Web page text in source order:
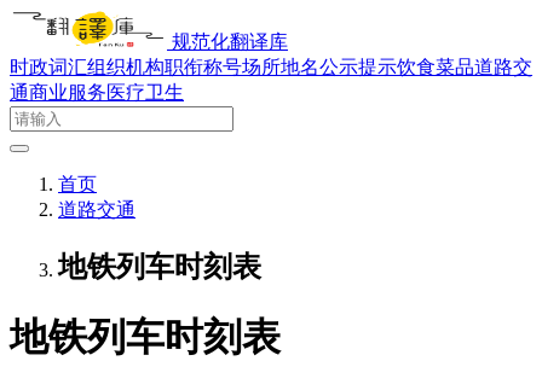
规范化翻译库
时政词汇组织机构职衔称号场所地名公示提示饮食菜品道路交
通商业服务医疗卫生
首页
道路交通
地铁列车时刻表
地铁列车时刻表